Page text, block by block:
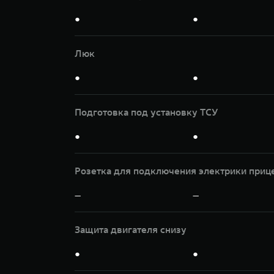
● ●
Люк
● ●
Подготовка под установку ТСУ
● ●
Розетка для подключения электрики
— —
Защита двигателя снизу
● ●